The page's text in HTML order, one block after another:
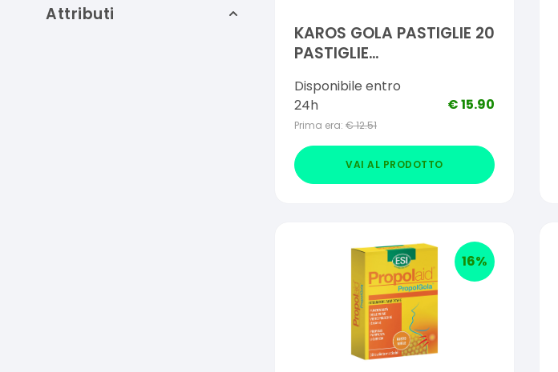
Attributi
KAROS GOLA PASTIGLIE 20
PASTIGLIE
LIMONE
Disponibile entro
24h
Prima era: €12.51
€15.90
VAI AL PRODOTTO
16%